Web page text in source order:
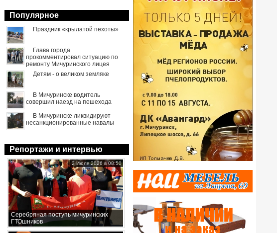
Популярное
Праздник «крылатой пехоты»
Глава города
прокомментировал ситуацию по
ремонту Мичуринского лицея
Детям - о великом земляке
В Мичуринске водитель
совершил наезд на пешехода
В Мичуринске ликвидируют
несанкционированные навалы
Репортажи и интервью
Серебряная поступь мичуринских
ГТОшников
2 Июля 2026 в 08:50